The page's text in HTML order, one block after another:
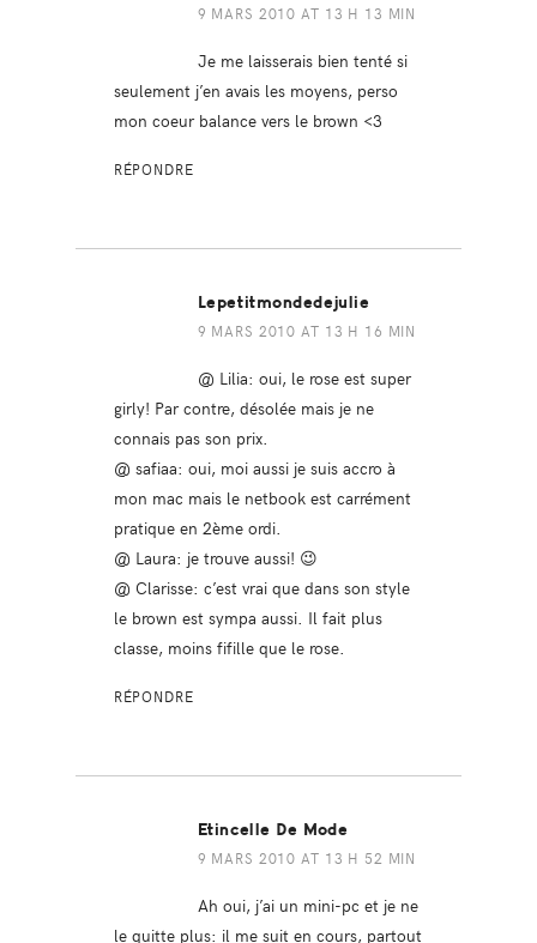
9 MARS 2010 AT 13 H 13 MIN
Je me laisserais bien tenté si
seulement j’en avais les moyens, perso
mon coeur balance vers le brown <3
RÉPONDRE
Lepetitmondedejulie
9 MARS 2010 AT 13 H 16 MIN
@ Lilia: oui, le rose est super
girly! Par contre, désolée mais je ne
connais pas son prix.
@ safiaa: oui, moi aussi je suis accro à
mon mac mais le netbook est carrément
pratique en 2ème ordi.
@ Laura: je trouve aussi! 😉
@ Clarisse: c’est vrai que dans son style
le brown est sympa aussi. Il fait plus
classe, moins fifille que le rose.
RÉPONDRE
Etincelle De Mode
9 MARS 2010 AT 13 H 52 MIN
Ah oui, j’ai un mini-pc et je ne
le quitte plus: il me suit en cours, partout